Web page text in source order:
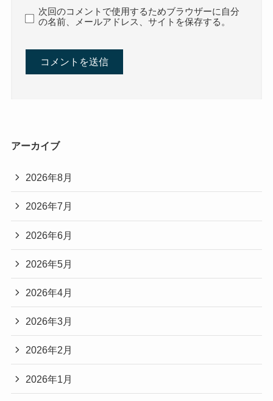
次回のコメントで使用するためブラウザーに自分
の名前、メールアドレス、サイトを保存する。
アーカイブ
2026年8月
2026年7月
2026年6月
2026年5月
2026年4月
2026年3月
2026年2月
2026年1月